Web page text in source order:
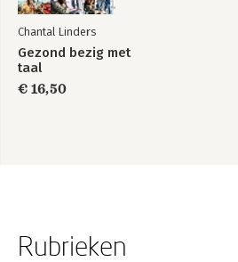
Chantal Linders
Gezond bezig met
taal
€ 16,50
Rubrieken